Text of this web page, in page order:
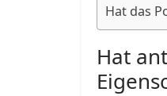
Hat das
Hat